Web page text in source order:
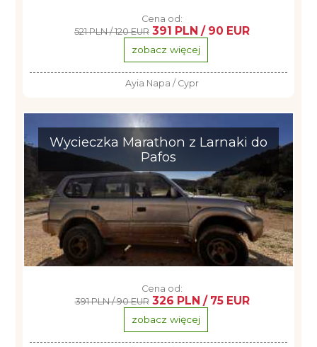
Cena od:
521 PLN / 120 EUR 391 PLN / 90 EUR
zobacz więcej
Ayia Napa / Cypr
Wycieczka Marathon z Larnaki do
Pafos
Cena od:
391 PLN / 90 EUR 326 PLN / 75 EUR
zobacz więcej